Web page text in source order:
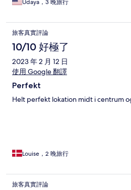
Udaya，3 晚旅行
旅客真實評論
10/10 好極了
2023 年 2 月 12 日
使用 Google 翻譯
Perfekt
Helt perfekt lokation midt i centrum
Louise，2 晚旅行
旅客真實評論